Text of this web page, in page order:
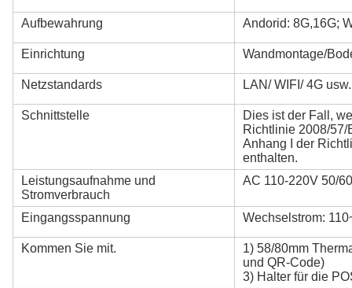
Aufbewahrung Andorid: 8G,16G;
Einrichtung Wandmontage/
Netzstandards LAN/ WIFI/ 4G usw.
Schnittstelle
Dies ist der Fall,
Richtlinie 2008/57/
Anhang I der
enthalten.
Leistungsaufnahme und
Stromverbrauch
AC 110-220V 50/
Eingangsspannung Wechselstrom:
Kommen Sie mit.
1) 58/80mm
und QR-Code)
3) Halter für die